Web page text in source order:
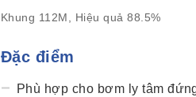
Khung 112M, Hiệu quả 88.5%
Đặc điểm
Phù hợp cho bơm ly tâm